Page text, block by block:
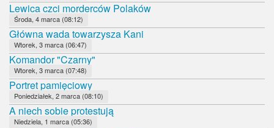
Lewica czci morderców Polaków
Środa, 4 marca (08:12)
Główna wada towarzysza Kani
Wtorek, 3 marca (06:47)
Komandor "Czarny"
Wtorek, 3 marca (07:48)
Portret pamięciowy
Poniedziałek, 2 marca (08:10)
A niech sobie protestują
Niedziela, 1 marca (05:36)